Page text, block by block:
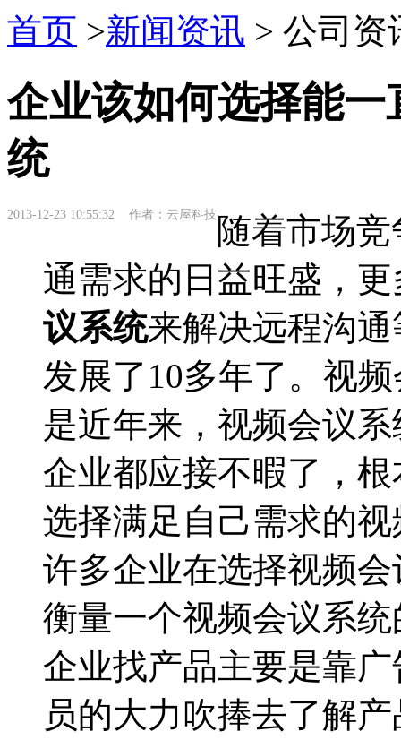
首页 >新闻资讯 > 公司资
企业该如何选择能
统
2013-12-23 10:55:32 作者：云屋科技 随着市场
通需求的日益旺盛，
议系统来解决远程沟
发展了10多年了。视
是近年来，视频会议
企业都应接不暇了，
选择满足自己需求的
许多企业在选择视频
衡量一个视频会议系
企业找产品主要是靠
员的大力吹捧去了解